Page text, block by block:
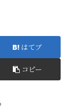
はてブ
コピー